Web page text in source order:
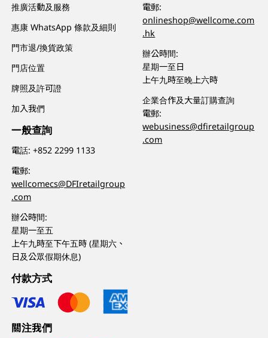
推廣活動及服務
惠康 WhatsApp 條款及細則
門市退/換貨政策
門店位置
牌照及許可證
加入我們
一般查詢
電話:+852 2299 1133
電郵:
wellcomecs@DFIretailgroup
.com
辦公時間:
星期一至五
上午九時至下午五時 (星期六、
日及公眾假期休息)
電郵:
onlineshop@wellcome.com
.hk
辦公時間:
星期一至日
上午九時至晚上六時
企業合作及大量訂購查詢
電郵:
webusiness@dfiretailgroup
.com
付款方式
關注我們